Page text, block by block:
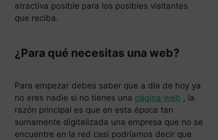
atractiva posible para los posibles visitantes
que reciba.
¿Para qué necesitas una web?
Para empezar debes saber que a día de hoy ya
no eres nadie si no tienes una página web , la
razón principal es que en esta época tan
sumamente digitalizada una empresa que no se
encuentre en la red casi podríamos decir que